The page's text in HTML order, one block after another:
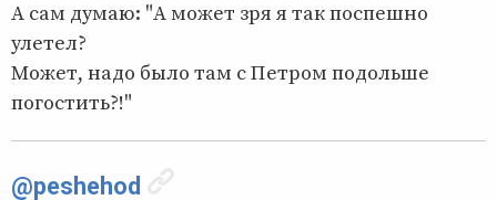
А сам думаю: "А может зря я так поспешно
улетел?
Может, надо было там с Петром подольше
погостить?!"
@peshehod